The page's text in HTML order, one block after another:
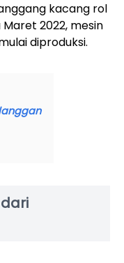
kacang rol
2022, mesin
diproduksi.